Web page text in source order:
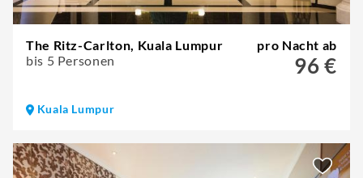
The Ritz-Carlton, Kuala Lumpur
bis 5 Personen
pro Nacht ab
96 €
Kuala Lumpur